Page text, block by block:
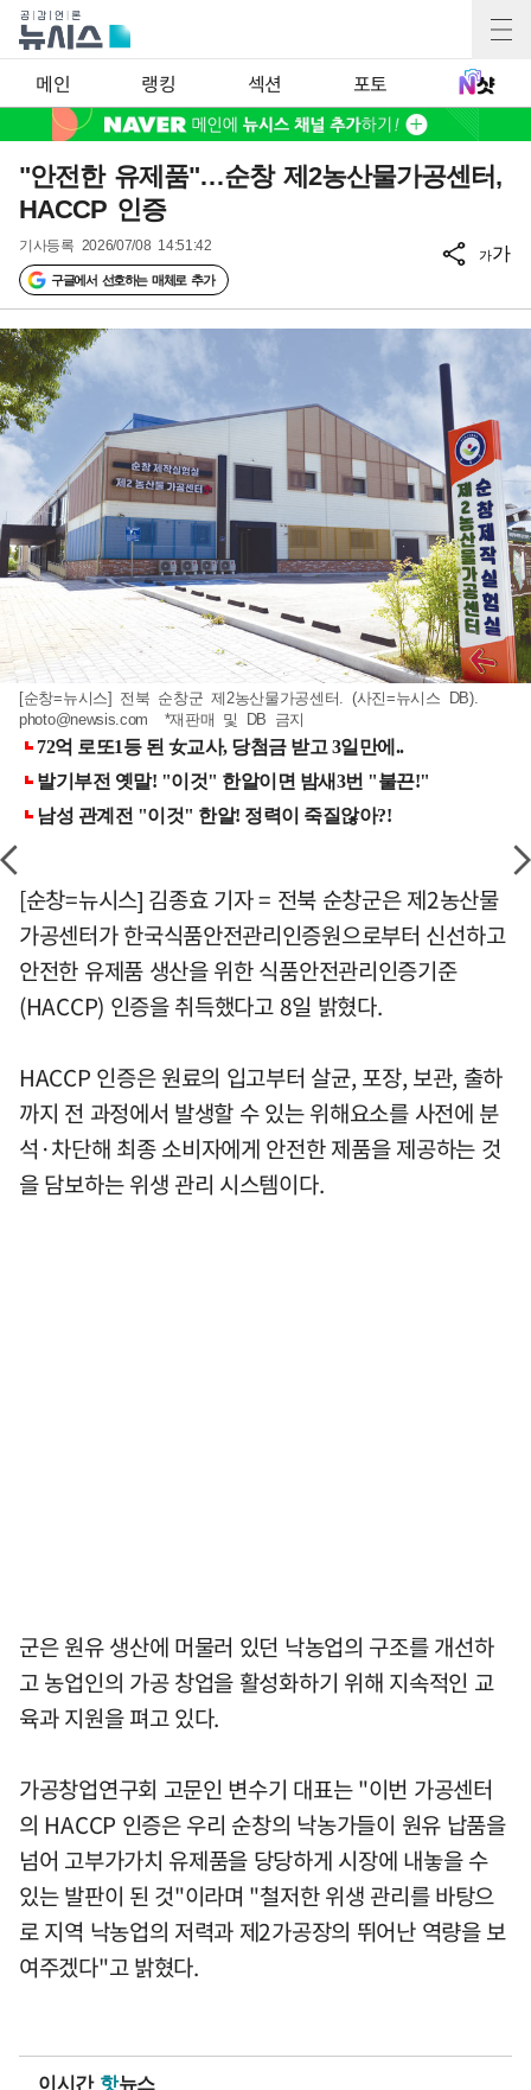
메인 랭킹 섹션 포토
"안전한 유제품"…순창 제2농산물가공센터,
HACCP 인증
기사등록 2026/07/08 14:51:42
구글에서 선호하는 매체로 추가
가가
[순창=뉴시스] 전북 순창군 제2농산물가공센터. (사진=뉴시스 DB).
photo@newsis.com *재판매 및 DB 금지
[순창=뉴시스] 김종효 기자 = 전북 순창군은 제2농산물
가공센터가 한국식품안전관리인증원으로부터 신선하고
안전한 유제품 생산을 위한 식품안전관리인증기준
(HACCP) 인증을 취득했다고 8일 밝혔다.
HACCP 인증은 원료의 입고부터 살균, 포장, 보관, 출하
까지 전 과정에서 발생할 수 있는 위해요소를 사전에 분
석·차단해 최종 소비자에게 안전한 제품을 제공하는 것
을 담보하는 위생 관리 시스템이다.
군은 원유 생산에 머물러 있던 낙농업의 구조를 개선하
고 농업인의 가공 창업을 활성화하기 위해 지속적인 교
육과 지원을 펴고 있다.
가공창업연구회 고문인 변수기 대표는 "이번 가공센터
의 HACCP 인증은 우리 순창의 낙농가들이 원유 납품을
넘어 고부가가치 유제품을 당당하게 시장에 내놓을 수
있는 발판이 된 것"이라며 "철저한 위생 관리를 바탕으
로 지역 낙농업의 저력과 제2가공장의 뛰어난 역량을 보
여주겠다"고 밝혔다.
이시간 핫뉴스